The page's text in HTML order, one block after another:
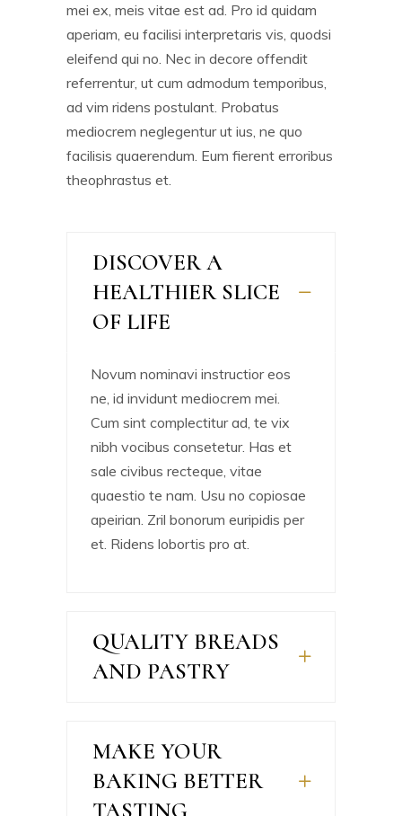
mei ex, meis vitae est ad. Pro id quidam
aperiam, eu facilisi interpretaris vis, quodsi
eleifend qui no. Nec in decore offendit
referrentur, ut cum admodum temporibus,
ad vim ridens postulant. Probatus
mediocrem neglegentur ut ius, ne quo
facilisis quaerendum. Eum fierent erroribus
theophrastus et.
DISCOVER A
HEALTHIER SLICE
OF LIFE
Novum nominavi instructior eos
ne, id invidunt mediocrem mei.
Cum sint complectitur ad, te vix
nibh vocibus consetetur. Has et
sale civibus recteque, vitae
quaestio te nam. Usu no copiosae
apeirian. Zril bonorum euripidis per
et. Ridens lobortis pro at.
QUALITY BREADS
AND PASTRY
MAKE YOUR
BAKING BETTER